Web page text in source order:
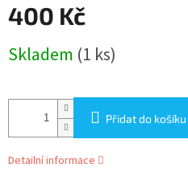
400 Kč
cena:
Skladem (1 ks)
Přidat do košíku
Detailní informace